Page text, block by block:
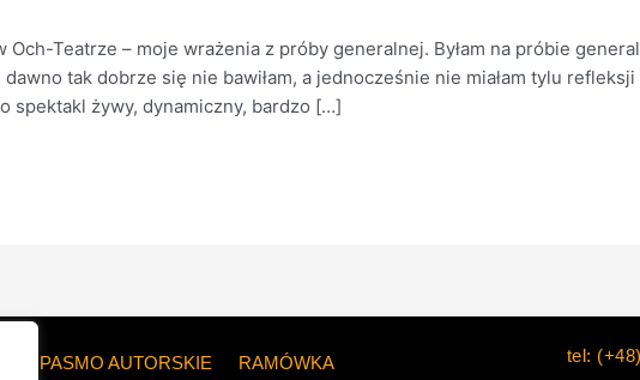
Teatrze – moje wrażenia z próby generalnej. Byłam na próbie
tak dobrze się nie bawiłam, a jednocześnie nie miałam tylu
spektakl żywy, dynamiczny, bardzo […]
PASMO AUTORSKIE RAMÓWKA
tel: